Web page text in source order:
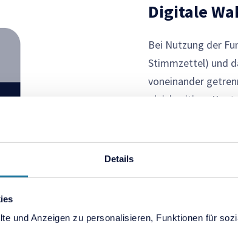
Details
und Anzeigen zu personalisieren, Funktionen für
Digitale
Bei Nutzung der
Stimmzettel) und
voneinander
gleichzeitiger
Wahlgängen